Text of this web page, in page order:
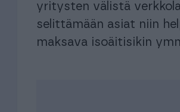
yritysten välistä
selittämään asiat niin
maksava isoäitisikin